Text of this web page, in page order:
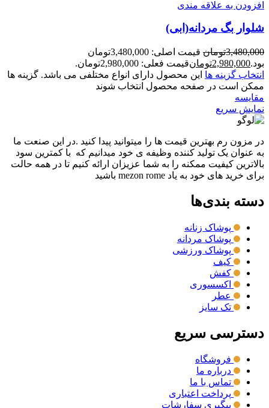
افزودن به علاقه مندی
شلوار بگ مردانه(ابی)
3,480,000تومان
قیمت اصلی: 3,480,000تومان
بود.2,980,000تومانقیمت فعلی: 2,980,000تومان.
انتخاب گزینه ها این محصول دارای انواع مختلفی می باشد. گزینه ها
ممکن است در صفحه محصول انتخاب شوند
مقايسه
نمایش سریع
در مزون رم بهترین قیمت ها را میتوانید پیدا کنید .در این صنعت ما
به عنوان یک تولید کننده وظیفه ی خود میدانیم که با کمترین سود
بالاترین کیفیت ممکنه را به شما عزیزان ارائه کنیم تا در همه حالت
برای خرید های خود به یاد mezon rome باشید
دسته بندی‌ها
پوشاک زنانه
پوشاک مردانه
پوشاک ورزشی
کیف
کفش
اکسسوری
عطر
تک سایز
دسترسی سریع
فروشگاه
درباره ما
تماس با ما
پرداخت اعتباری
پیگیری سفارشات